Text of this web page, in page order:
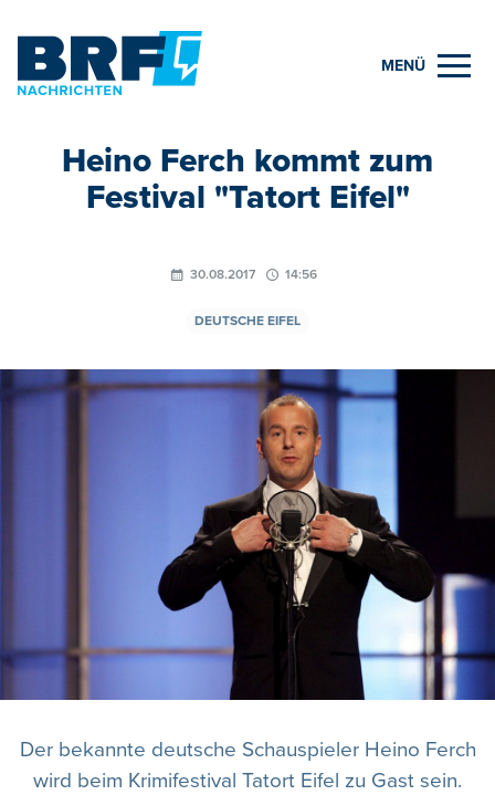
MENÜ
Heino Ferch kommt zum
Festival "Tatort Eifel"
30.08.2017 14:56
DEUTSCHE EIFEL
Der bekannte deutsche Schauspieler Heino Ferch
wird beim Krimifestival Tatort Eifel zu Gast sein.